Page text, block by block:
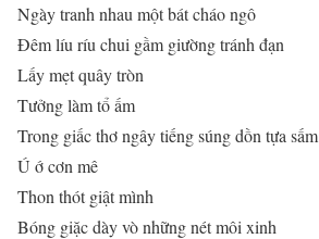
Ngày tranh nhau một bát cháo ngô
Đêm líu ríu chui gầm giường tránh đạn
Lấy mẹt quây tròn
Tưởng làm tổ ấm
Trong giấc thơ ngây tiếng súng dồn tựa sấm
Ú ớ cơn mê
Thon thót giật mình
Bóng giặc dày vò những nét môi xinh